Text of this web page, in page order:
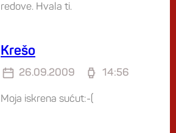
redove. Hvala ti.
Krešo
26.09.2009 14:56
Moja iskrena sućut:-(